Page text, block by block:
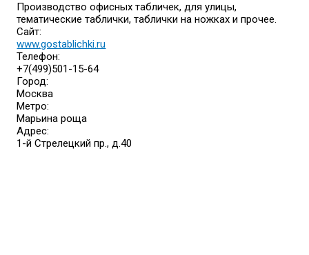
Производство офисных табличек, для улицы,
тематические таблички, таблички на ножках и прочее.
Сайт:
www.gostablichki.ru
Телефон:
+7(499)501-15-64
Город:
Москва
Метро:
Марьина роща
Адрес:
1-й Стрелецкий пр., д.40